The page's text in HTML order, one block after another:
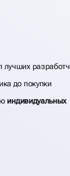
до покупки
индивидуальных